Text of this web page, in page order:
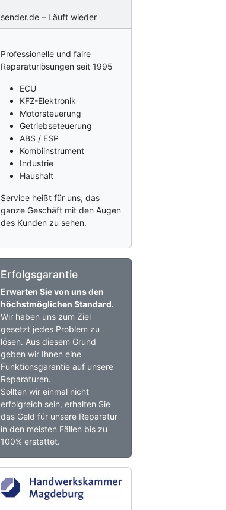
sender.de – Läuft wieder
Professionelle und faire
Reparaturlösungen seit 1995
ECU
KFZ-Elektronik
Motorsteuerung
Getriebseteuerung
ABS / ESP
Kombiinstrument
Industrie
Haushalt
Service heißt für uns, das
ganze Geschäft mit den Augen
des Kunden zu sehen.
Erfolgsgarantie
Erwarten Sie von uns den
höchstmöglichen Standard.
Wir haben uns zum Ziel
gesetzt jedes Problem zu
lösen. Aus diesem Grund
geben wir Ihnen eine
Funktionsgarantie auf unsere
Reparaturen.
Sollten wir einmal nicht
erfolgreich sein, erhalten Sie
das Geld für unsere Reparatur
in den meisten Fällen bis zu
100% erstattet.